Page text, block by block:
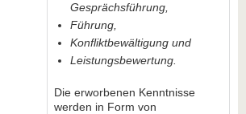
Gesprächsführung,
Führung,
Konfliktbewältigung und
Leistungsbewertung.
Die erworbenen Kenntnisse
werden in Form von